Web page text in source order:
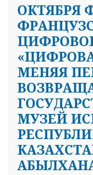
ОКТЯБРЯ
МЕНЯЯ
МУЗЕЙ